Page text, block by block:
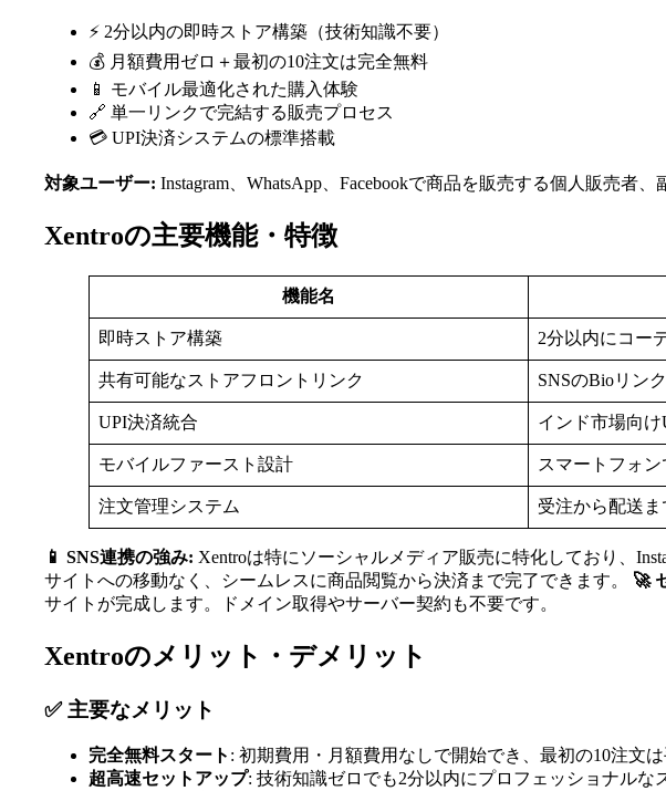
⚡ 2分以内の即時ストア構築（技術知識不要）
💰 月額費用ゼロ＋最初の10注文は完全無料
📱 モバイル最適化された購入体験
🔗 単一リンクで完結する販売プロセス
💳 UPI決済システムの標準搭載
対象ユーザー: Instagram、WhatsApp、Facebookで商品を販売する個人販売者
Xentroの主要機能・特徴
機能名
即時ストア構築 2分以内にコー
共有可能なストアフロントリンク SNSのBioリン
UPI決済統合 インド市場向
モバイルファースト設計 スマートフォ
注文管理システム 受注から配送
📱 SNS連携の強み: Xentroは特にソーシャルメディア販売に特化しており、
サイトへの移動なく、シームレスに商品閲覧から決済まで完了できます。 🚀
サイトが完成します。ドメイン取得やサーバー契約も不要です。
Xentroのメリット・デメリット
✅ 主要なメリット
完全無料スタート : 初期費用・月額費用なしで開始でき、最初の10注文
超高速セットアップ: 技術知識ゼロでも2分以内にプロフェッショナルな